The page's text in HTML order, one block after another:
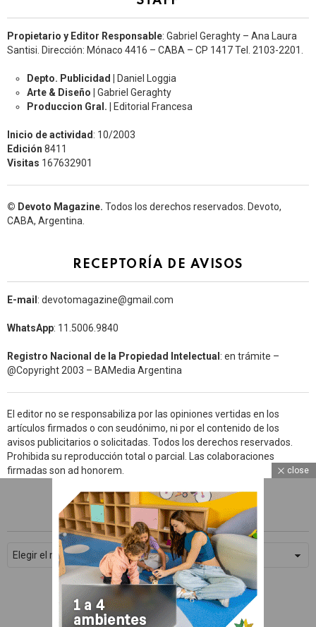
Propietario y Editor Responsable: Gabriel Geraghty – Ana Laura
Santisi. Dirección: Mónaco 4416 – CABA – CP 1417Tel. 2103-2201.
Depto. Publicidad |
Daniel Loggia
Arte & Diseño | Gabriel Geraghty
Produccion Gral. |
Editorial Francesa
Inicio de actividad : 10/2003
Edición 8411
Visitas 167632901
© Devoto Magazine. Todos los derechos reservados. Devoto,
CABA, Argentina.
RECEPTORÍA DE AVISOS
E-mail : devotomagazine@gmail.com
WhatsApp: 11.5006.9840
Registro Nacional de la Propiedad Intelectual : en trámite –
@Copyright 2003 – BAMedia Argentina
El editor no se responsabiliza por las opiniones vertidas en los
artículos firmados o con seudónimo, ni por el contenido de los
avisos publicitarios o solicitadas. Todos los derechos reservados.
Prohibida su reproducción total o parcial. Las colaboraciones
firmadas son ad honorem.
ARCHIVOS
© 2026 Devoto Magazine
WhatsApp
Facebook
Twitter
Subscribe
close